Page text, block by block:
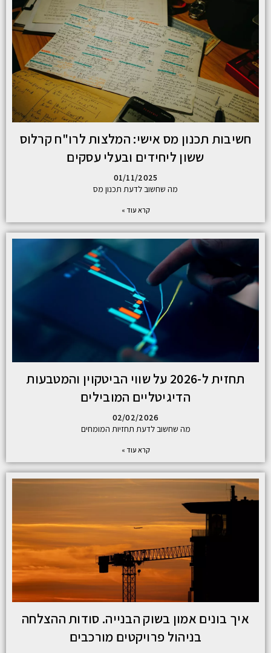
חשיבות תכנון מס אישי: המלצות לרו"ח קרלוס
ששון ליחידים ובעלי עסקים
01/11/2025
מה שחשוב לדעת תכנון מס
קרא עוד »
תחזית ל-2026 על שווי הביטקוין והמטבעות
הדיגיטליים המובילים
02/02/2026
מה שחשוב לדעת תחזיות המומחים
קרא עוד »
איך בונים אמון בשוק הבנייה. סודות ההצלחה
בניהול פרויקטים מורכבים